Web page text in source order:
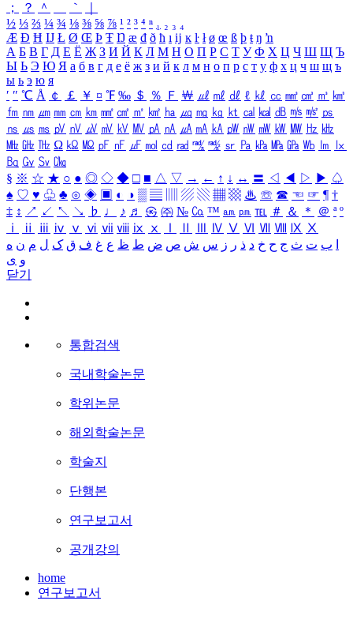
；
？ ＾ ｀
½ ⅓ ⅔ ¼ ¾ ⅛ ⅜ ⅝ ⅞ ¹ ² ³ ⁴ ⁿ ₁ ₂ ₃ ₄
Æ Ð Ħ Ĳ Ł Ø Œ Þ Ŧ Ŋ æ đ ð ħ ı ĳ ĸ ŀ ł ø œ ß þ ŧ ŋ ŉ
А Б В Г Д Е Ё Ж З И Й К Л М Н О П Р С Т У Ф Х Ц Ч Ш Щ Ъ
Ы Ь Э Ю Я а б в г д е ё ж з и й к л м н о п р с т у ф х ц ч ш щ ъ
ы ь э ю я
′ ″ ℃ Å ￠ ￡ ￥ ¤ ℉ ‰ ＄ ％ Ｆ ￦ ㎕ ㎖ ㎗ ℓ ㎘ ㏄ ㎣ ㎤ ㎥ ㎦
㎙ ㎚ ㎛ ㎜ ㎝ ㎞ ㎟ ㎠ ㎡ ㎢ ㏊ ㎍ ㎎ ㎏ ㏏ ㎈ ㎉ ㏈ ㎧ ㎨ ㎰
㎱ ㎲ ㎳ ㎴ ㎵ ㎶ ㎷ ㎸ ㎹ ㎀ ㎁ ㎂ ㎃ ㎄ ㎺ ㎻ ㎽ ㎾ ㎿ ㎐ ㎑
㎒ ㎓ ㎔ Ω ㏀ ㏁ ㎊ ㎋ ㎌ ㏖ ㏅ ㎭ ㎮ ㎯ ㏛ ㎩ ㎪ ㎫ ㎬ ㏝ ㏐
㏓
㏃ ㏉ ㏜ ㏆
§ ※ ☆ ★ ○ ● ◎ ◇ ◆ □ ■ △ ▽ → ← ↑ ↓ ↔ 〓 ◁ ◀ ▷ ▶ ♤
♠ ♡ ♥ ♧ ♣ ⊙ ◈ ▣ ◐ ◑ ▒ ▤ ▨ ▧ ▦ ▩ ♨ ☏ ☎ ☜ ☞ ¶ †
‡ ↕ ↗ ↙ ↖ ↘ ♭ ♩ ♪ ♬ ㉿ ㈜ № ㏇ ™ ㏂ ㏘ ℡ ＃ ＆ ＊ ＠ ª º
ⅰ
ⅱ ⅲ ⅳ ⅴ ⅵ ⅶ ⅷ ⅸ ⅹ Ⅳ Ⅴ Ⅵ Ⅶ Ⅷ Ⅸ Ⅹ
ب ت ث ج ح خ د ذ ر ز س ش ص ض ط ظ ع غ ف ق ک ل م ن ه
و ی
닫기
통합검색
국내학술논문
학위논문
해외학술논문
학술지
단행본
연구보고서
공개강의
home
연구보고서